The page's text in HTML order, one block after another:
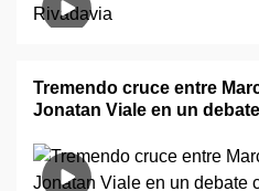
Tremendo cruce entre
Jonatan Viale en un